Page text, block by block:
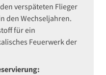
verspäteten Flieger
den Wechseljahren.
für ein
Feuerwerk der